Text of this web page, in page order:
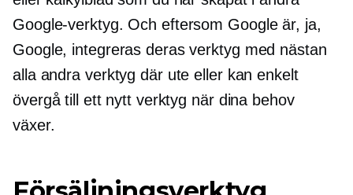
Google-verktyg. Och eftersom Google är, ja,
Google, integreras deras verktyg med nästan
alla andra verktyg där ute eller kan enkelt
övergå till ett nytt verktyg när dina behov
växer.